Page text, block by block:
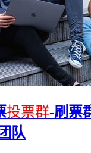
投票群-刷票
队